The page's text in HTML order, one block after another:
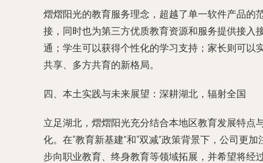
熠熠阳光的教育服务理念，超越了单一软件产品的
接，同时也为第三方优质教育资源和服务提供接入
通；学生可以获得个性化的学习支持；家长则可以
共享、多方共育的新格局。
四、本土实践与未来展望：深耕湖北，辐射全国
立足湖北，熠熠阳光充分结合本地区教育发展特
化。在“教育新基建”和“双减”政策背景下，公司更
步向职业教育、终身教育等领域拓展，并希望将经